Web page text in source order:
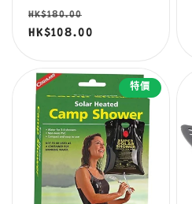
定
價
HK$180.00
價
HK$108.00
特價